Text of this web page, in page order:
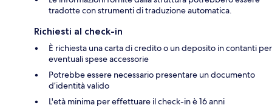
tradotte con strumenti di traduzione automatica.
Richiesti al check-in
È richiesta una carta di credito o un deposito in contanti per
eventuali spese accessorie
Potrebbe essere necessario presentare un documento
d’identità valido
L'età minima per effettuare il check-in è 16 anni